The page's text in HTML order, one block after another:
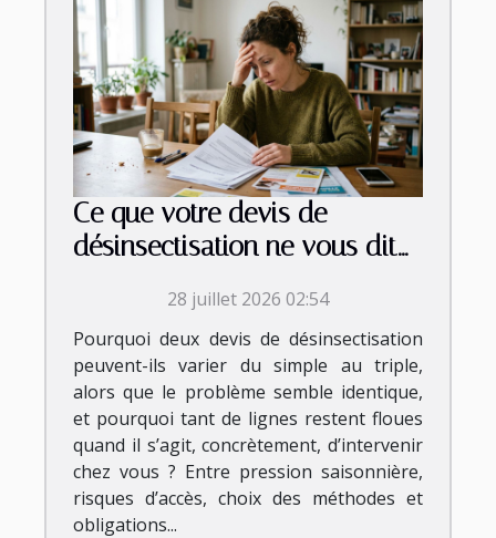
Ce que votre devis de
désinsectisation ne vous dit
28 juillet 2026 02:54
Pourquoi deux devis de désinsectisation
peuvent-ils varier du simple au triple,
alors que le problème semble identique,
et pourquoi tant de lignes restent floues
quand il s’agit, concrètement, d’intervenir
chez vous ? Entre pression saisonnière,
risques d’accès, choix des méthodes et
obligations...